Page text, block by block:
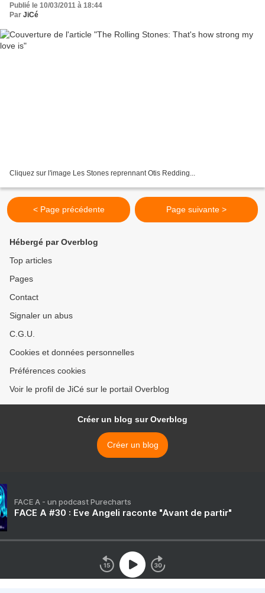
Publié le 10/03/2011 à 18:44
Par JiCé
Cliquez sur l'image Les Stones reprennant Otis Redding...
< Page précédente Page suivante >
Hébergé par Overblog
Top articles
Pages
Contact
Signaler un abus
C.G.U.
Cookies et données personnelles
Préférences cookies
Voir le profil de JiCé sur le portail Overblog
Créer un blog sur Overblog
Créer un blog
FACE A - un podcast Purecharts
FACE A #30 : Eve Angeli raconte "Avant de partir"